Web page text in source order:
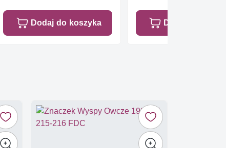
Dodaj do koszyka Dodaj do